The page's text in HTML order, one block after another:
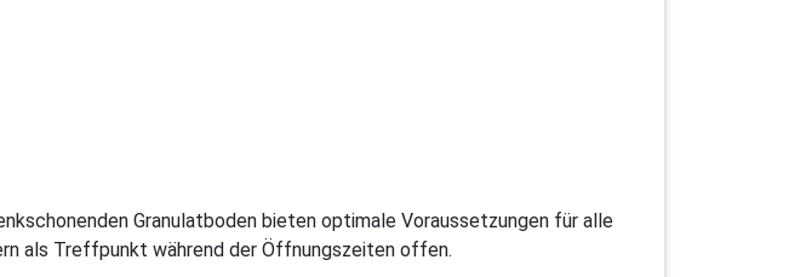
Granulatboden bieten optimale Voraussetzungen für alle
als Treffpunkt während der Öffnungszeiten offen.